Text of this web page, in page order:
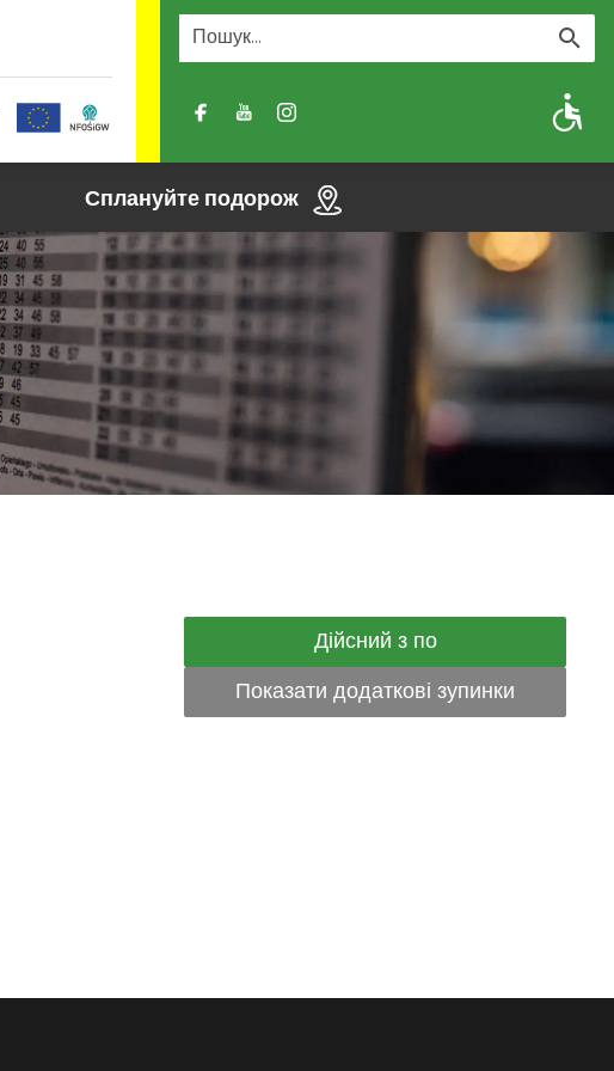
A- A A+
Сплануйте подорож
Дійсний з по
Показати додаткові зупинки